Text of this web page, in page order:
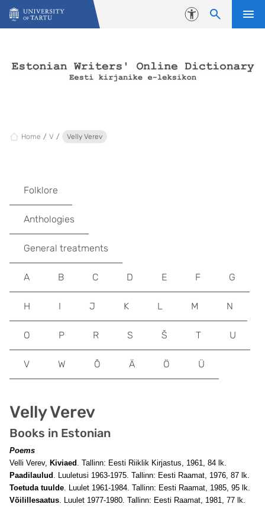
Skip to content
Accessibility
Home V Velly Verev
Velly Verev
Books in Estonian
Poems
Velli Verev, Kiviaed . Tallinn: Eesti Riiklik Kirjastus, 1961, 84 lk.
Paadilaulud . Luuletusi 1963-1975. Tallinn: Eesti Raamat, 1976, 87 lk.
Toetuda tuulde. Luulet 1961-1984. Tallinn: Eesti Raamat, 1985, 95 lk.
Võilillesaatus. Luulet 1977-1980. Tallinn: Eesti Raamat, 1981, 77 lk.
Folklore
Anthologies
General treatments
A B C D E F G
H I J K L M N
O P R S Š T U
V W Õ Ä Ö Ü